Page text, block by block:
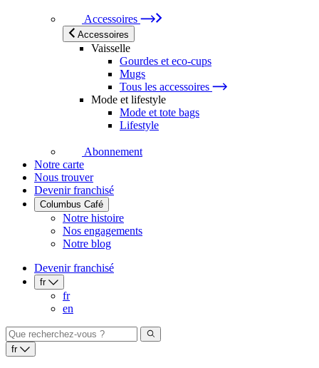
Accessoires
Accessoires
Vaisselle
Gourdes et eco-cups
Mugs
Tous les accessoires
Mode et lifestyle
Mode et tote bags
Lifestyle
Abonnement
Notre carte
Nous trouver
Devenir franchisé
Columbus Café
Notre histoire
Nos engagements
Notre blog
Devenir franchisé
fr
fr
en
fr